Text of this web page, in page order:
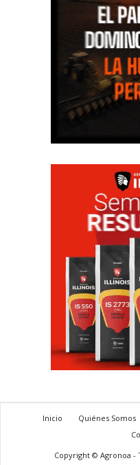
Inicio Quiénes Somos
Copyright © Agronoa -